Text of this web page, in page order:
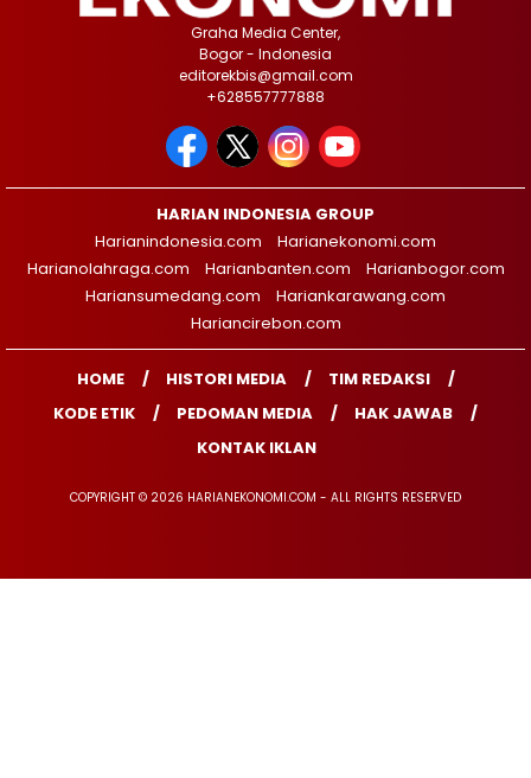
Graha Media Center,
Bogor - Indonesia
editorekbis@gmail.com
+628557777888
HARIAN INDONESIA GROUP
Harianindonesia.com
Harianekonomi.com
Harianolahraga.com
Harianbanten.com
Harianbogor.com
Hariansumedang.com
Hariankarawang.com
Hariancirebon.com
HOME HISTORI MEDIA
TIM REDAKSI
KODE ETIK
PEDOMAN MEDIA
HAK JAWAB
KONTAK IKLAN
COPYRIGHT © 2026 HARIANEKONOMI.COM - ALL RIGHTS RESERVED